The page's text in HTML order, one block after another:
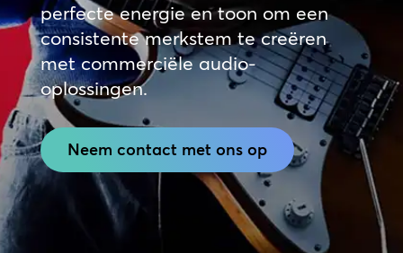
perfecte energie en toon om een
consistente merkstem te creëren
met commerciële audio-
oplossingen.
Neem contact met ons op